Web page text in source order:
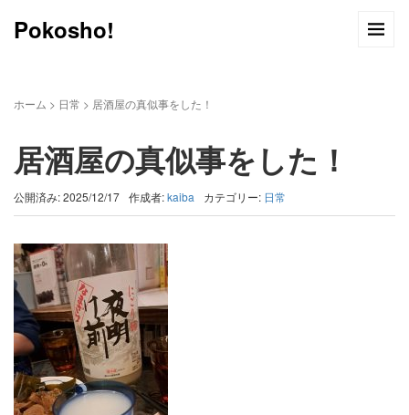
Pokosho!
ホーム > 日常 > 居酒屋の真似事をした！
居酒屋の真似事をした！
公開済み: 2025/12/17 作成者:kaiba カテゴリー: 日常